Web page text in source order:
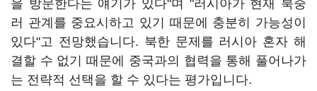
을 방문한다는 얘기가 있다"며 "러시아가 현재 북중
러 관계를 중요시하고 있기 때문에 충분히 가능성이
있다"고 전망했습니다. 북한 문제를 러시아 혼자 해
결할 수 없기 때문에 중국과의 협력을 통해 풀어나가
는 전략적 선택을 할 수 있다는 평가입니다.